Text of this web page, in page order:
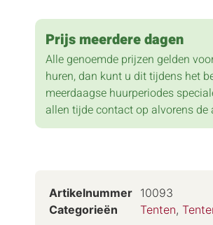
Prijs meerdere dagen
Alle genoemde prijzen gelden
huren, dan kunt u dit tijdens het
meerdaagse huurperiodes
allen tijde contact op alvorens
Artikelnummer 10093
Categorieën
Tenten,